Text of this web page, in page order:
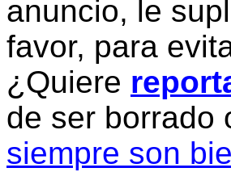
anuncio, le
favor, para
¿Quiere
de ser
siempre son